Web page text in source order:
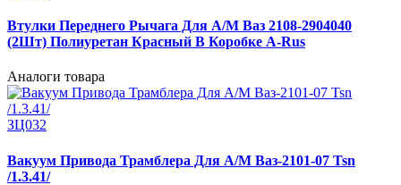
Втулки Переднего Рычага Для А/М Ваз 2108-2904040
(2Шт) Полиуретан Красный В Коробке A-Rus
Аналоги товара
ЗЦ032
Вакуум Привода Трамблера Для А/М Ваз-2101-07 Tsn
/1.3.41/